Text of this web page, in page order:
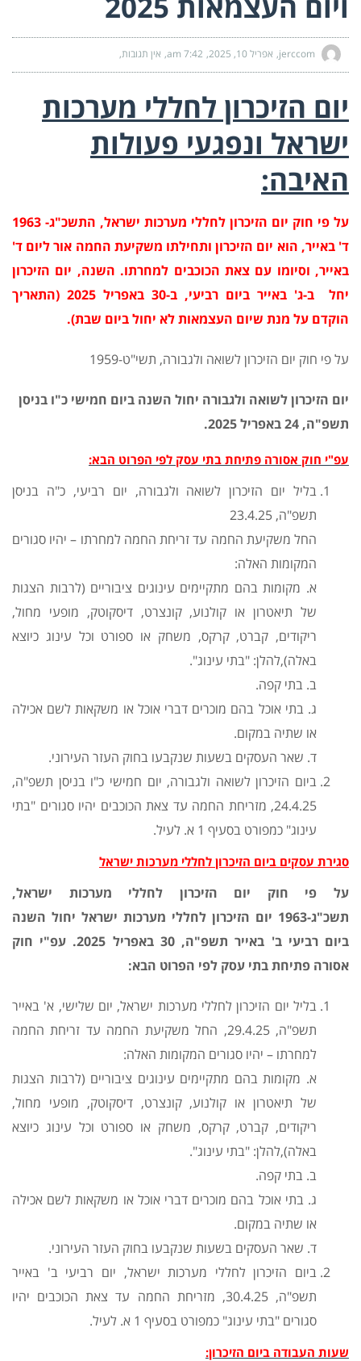
אפריל 10, 2025 7:42 am אין תגובות
יום הזיכרון לחללי מערכות
ישראל ונפגעי פעולות
האיבה:
על פי חוק יום הזיכרון לחללי מערכות ישראל, התשכ"ג- 1963
ד' באייר, הוא יום הזיכרון ותחילתו משקיעת החמה אור ליום ד'
באייר, וסיומו עם צאת הכוכבים למחרתו. השנה, יום הזיכרון
יחל ב-ג' באייר ביום רביעי, ב-30 באפריל 2025 (התאריך
הוקדם על מנת שיום העצמאות לא יחול ביום שבת).
על פי חוק יום הזיכרון לשואה ולגבורה, תשי"ט-1959
יום הזיכרון לשואה ולגבורה יחול השנה ביום חמישי כ"ו בניסן
תשפ"ה, 24 באפריל 2025.
עפ"י חוק אסורה פתיחת בתי עסק לפי הפרוט הבא:
בליל יום הזיכרון לשואה ולגבורה, יום רביעי, כ"ה בניסן
תשפ"ה, 23.4.25
החל משקיעת החמה עד זריחת החמה למחרתו – יהיו סגורים
המקומות האלה:
א. מקומות בהם מתקיימים עינוגים ציבוריים (לרבות הצגות
של תיאטרון או קולנוע, קונצרט, דיסקוטק, מופעי מחול,
ריקודים, קברט, קרקס, משחק או ספורט וכל עינוג כיוצא
באלה),להלן: "בתי עינוג".
ב. בתי קפה.
ג. בתי אוכל בהם מוכרים דברי אוכל או משקאות לשם אכילה
או שתיה במקום.
ד. שאר העסקים בשעות שנקבעו בחוק העזר העירוני.
ביום הזיכרון לשואה ולגבורה, יום חמישי כ"ו בניסן תשפ"ה,
24.4.25, מזריחת החמה עד צאת הכוכבים יהיו סגורים "בתי
עינוג" כמפורט בסעיף 1 א. לעיל.
סגירת עסקים ביום הזיכרון לחללי מערכות ישראל
על פי חוק יום הזיכרון לחללי מערכות ישראל,
תשכ"ג-1963 יום הזיכרון לחללי מערכות ישראל יחול השנה
ביום רביעי ב' באייר תשפ"ה, 30 באפריל 2025. עפ"י חוק
אסורה פתיחת בתי עסק לפי הפרוט הבא:
בליל יום הזיכרון לחללי מערכות ישראל, יום שלישי, א' באייר
תשפ"ה, 29.4.25, החל משקיעת החמה עד זריחת החמה
למחרתו – יהיו סגורים המקומות האלה:
א. מקומות בהם מתקיימים עינוגים ציבוריים (לרבות הצגות
של תיאטרון או קולנוע, קונצרט, דיסקוטק, מופעי מחול,
ריקודים, קברט, קרקס, משחק או ספורט וכל עינוג כיוצא
באלה),להלן: "בתי עינוג".
ב. בתי קפה.
ג. בתי אוכל בהם מוכרים דברי אוכל או משקאות לשם אכילה
או שתיה במקום.
ד. שאר העסקים בשעות שנקבעו בחוק העזר העירוני.
ביום הזיכרון לחללי מערכות ישראל, יום רביעי ב' באייר
תשפ"ה, 30.4.25, מזריחת החמה עד צאת הכוכבים יהיו
סגורים "בתי עינוג" כמפורט בסעיף 1 א. לעיל.
שעות העבודה ביום הזיכרון: